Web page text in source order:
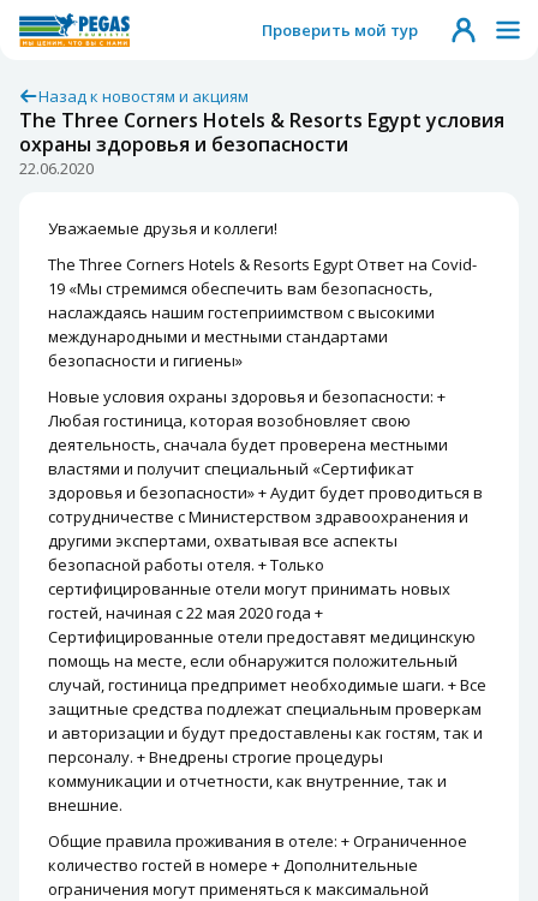
Проверить мой тур
Назад к новостям и акциям
The Three Corners Hotels & Resorts Egypt условия
охраны здоровья и безопасности
22.06.2020
Уважаемые друзья и коллеги!
The Three Corners Hotels & Resorts Egypt Ответ на Covid-
19 «Мы стремимся обеспечить вам безопасность,
наслаждаясь нашим гостеприимством с высокими
международными и местными стандартами
безопасности и гигиены»
Новые условия охраны здоровья и безопасности: +
Любая гостиница, которая возобновляет свою
деятельность, сначала будет проверена местными
властями и получит специальный «Сертификат
здоровья и безопасности» + Аудит будет проводиться в
сотрудничестве с Министерством здравоохранения и
другими экспертами, охватывая все аспекты
безопасной работы отеля. + Только
сертифицированные отели могут принимать новых
гостей, начиная с 22 мая 2020 года +
Сертифицированные отели предоставят медицинскую
помощь на месте, если обнаружится положительный
случай, гостиница предпримет необходимые шаги. + Все
защитные средства подлежат специальным проверкам
и авторизации и будут предоставлены как гостям, так и
персоналу. + Внедрены строгие процедуры
коммуникации и отчетности, как внутренние, так и
внешние.
Общие правила проживания в отеле: + Ограниченное
количество гостей в номере + Дополнительные
ограничения могут применяться к максимальной